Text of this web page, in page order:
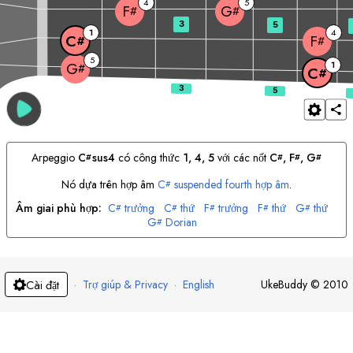
G# 5
C# 1
C# 1 F# 4
F# G#
3 5
Arpeggio C#sus4 có công thức 1, 4, 5với các nốt C#, F#, G#
Nó dựa trên hợp âm C# suspended fourth hợp âm.
Âm giai phù hợp: C# trưởng C# thứ F# trưởng F# thứ G# thứ
G# Dorian
Cài đặt · Trợ giúp & Privacy · English UkeBuddy © 2010